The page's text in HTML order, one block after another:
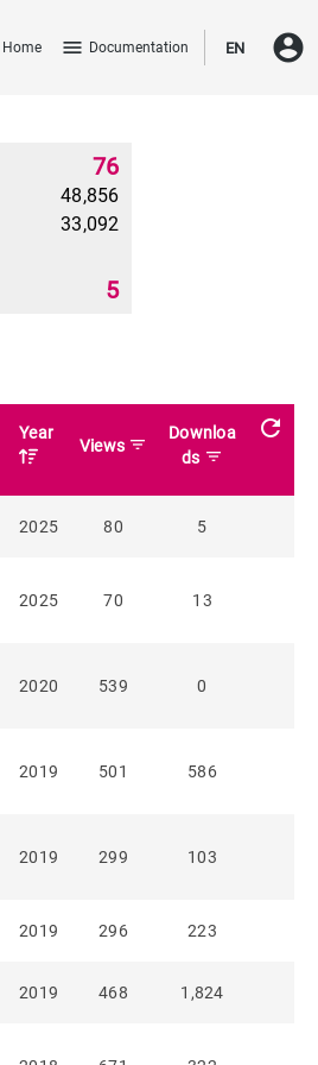
Home menu Documentation EN account_circle
76
48,856
33,092
5
Year
Views filter_list
Downloa
ds filter_list
refresh
2025 80 5
2025 70 13
2020 539 0
2019 501 586
2019 299 103
2019 296 223
2019 468 1,824